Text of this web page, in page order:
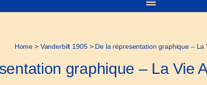
Home > Vanderbilt 1905> De la répresentation graphique –
graphique – La Vie